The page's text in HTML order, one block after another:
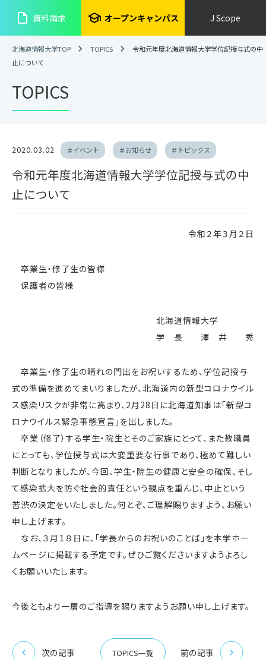
insert_drive_file 資料請求 school オープンキャンパス J Scope
北海道情報大学TOP TOPICS
令和元年度北海道情報大学学位記授与式の中
止について
TOPICS
2020.03.02 ＃イベント ＃お知らせ ＃トピックス
令和元年度北海道情報大学学位記授与式の中
止について
令和２年３月２日
卒業生・修了生の皆様
保護者の皆様
北海道情報大学
学 長 澤 井 秀
卒業生・修了生の晴れの門出をお祝いするため、学位記授与
式の準備を進めてまいりましたが、北海道内の新型コロナウイル
ス感染リスクが非常に高まり、2月28日に北海道知事は「新型コ
ロナウイルス緊急事態宣言」を出しました。
卒業（修了）する学生・院生とそのご家族にとって、また教職員
にとっても、学位授与式は大変重要な行事であり、極めて難しい
判断となりましたが、今回、学生・院生の健康と安全の確保、そし
て感染拡大を防ぐ社会的責任という観点を重んじ、中止という
苦渋の決定をいたしました。何とぞ、ご理解賜りますよう、お願い
申し上げます。
なお、３月１８日に、「学長からのお祝いのことば」を本学ホー
ムページに掲載する予定です。ぜひご覧くださいますようよろし
くお願いいたします。
今後ともより一層のご指導を賜りますようお願い申し上げます。
次の記事 TOPICS一覧 前の記事